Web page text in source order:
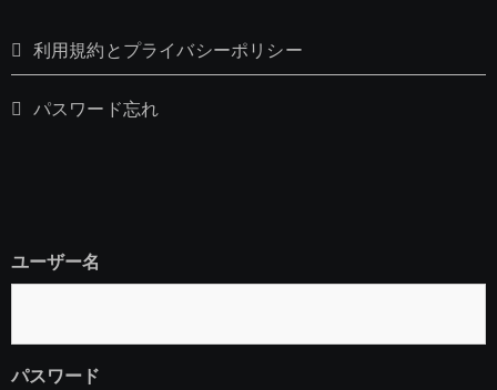
利用規約とプライバシーポリシー
パスワード忘れ
ユーザー名
パスワード